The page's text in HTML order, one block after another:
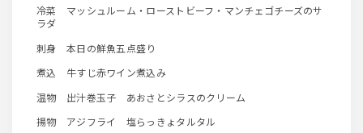
冷菜 マッシュルーム・ローストビーフ・マンチェゴチーズのサ
ラダ
刺身 本日の鮮魚五点盛り
煮込 牛すじ赤ワイン煮込み
温物 出汁巻玉子 あおさとシラスのクリーム
揚物 アジフライ 塩らっきょタルタル